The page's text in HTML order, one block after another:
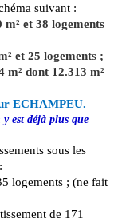
suivant :
et 38 logements
et 25 logements ;
m² dont 12.313 m²
ECHAMPEU.
est déjà plus que
sous les
logements ; (ne fait
de 171